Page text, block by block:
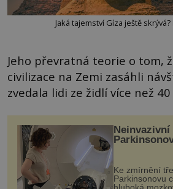
Jaká tajemství Gíza ještě
Jeho převratná teorie o tom,
civilizace na Zemi zasáhli
zvedala lidi ze židlí více než
Ke zmírnění
Parkinsonovu